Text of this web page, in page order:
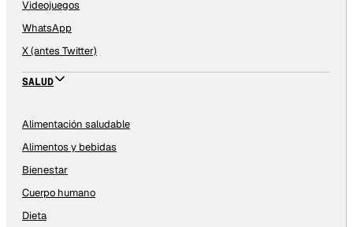
Videojuegos
WhatsApp
X (antes Twitter)
SALUD
Alimentación saludable
Alimentos y bebidas
Bienestar
Cuerpo humano
Dieta